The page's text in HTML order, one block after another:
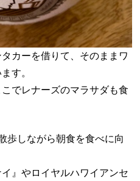
カーを借りて、そのままワ
す。
でレナーズのマラサダも食
歩しながら朝食を食べに向
』やロイヤルハワイアンセ